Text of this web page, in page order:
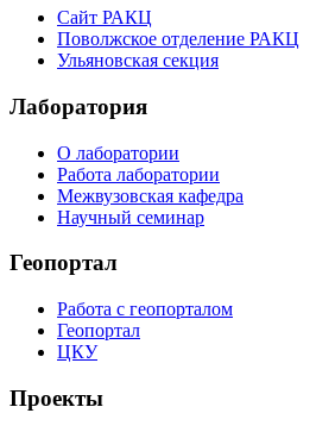
Сайт РАКЦ
Поволжское отделение РАКЦ
Ульяновская секция
Лаборатория
О лаборатории
Работа лаборатории
Межвузовская кафедра
Научный семинар
Геопортал
Работа с геопорталом
Геопортал
ЦКУ
Проекты